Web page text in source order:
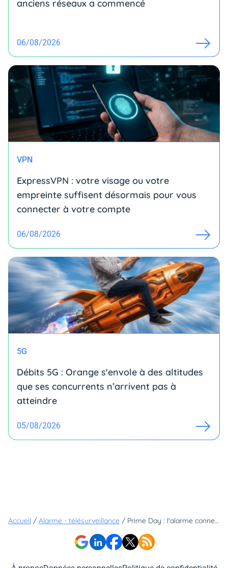
anciens réseaux a commencé
06/08/2026
VPN
ExpressVPN : votre visage ou votre
empreinte suffisent désormais pour vous
connecter à votre compte
06/08/2026
5G
Débits 5G : Orange s'envole à des altitudes
que ses concurrents n’arrivent pas à
atteindre
05/08/2026
Accueil / Alarme - télésurveillance / Prime Day : l'alarme connectée Ring est soldée à 149,99 € (jusqu'au 26 juin)